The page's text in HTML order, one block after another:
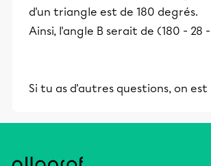
d'un triangle est de 180 degrés.
Ainsi, l'angle B serait de (180 - 28
Si tu as d'autres questions, on est